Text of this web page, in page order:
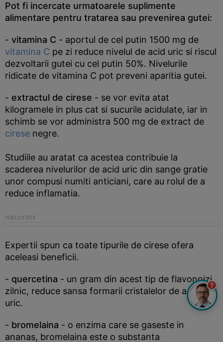
Pot fi incercate urmatoarele suplimente
alimentare pentru tratarea sau prevenirea gutei:
- vitamina C - aportul de cel putin 1500 mg de
vitamina C pe zi reduce nivelul de acid uric si riscul
dezvoltarii gutei cu cel putin 50%. Nivelurile
ridicate de vitamina C pot preveni aparitia gutei.
- extractul de cirese - se vor evita atat
kilogramele in plus cat si sucurile acidulate, iar in
schimb se vor administra 500 mg de extract de
cirese negre.
Studiile au aratat ca acestea contribuie la
scaderea nivelurilor de acid uric din sange gratie
unor compusi numiti anticiani, care au rolul de a
reduce inflamatia.
Expertii spun ca toate tipurile de cirese ofera
aceleasi beneficii.
- quercetina - un gram din acest tip de flavonoizi,
zilnic, reduce sansa formarii cristalelor de acid
uric.
- bromelaina - o enzima care se gaseste in
ananas, bromelaina este o substanta
?